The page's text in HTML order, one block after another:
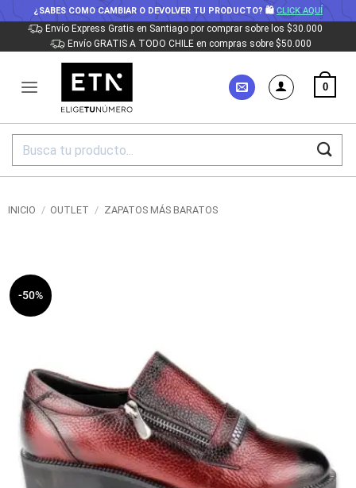
¿SABES COMO CAMBIAR O DEVOLVER TU PRODUCTO? 🛍CLICK AQUÍ
Saltar
al
Envío Express Gratis en Santiago por comprar sobre los $30.000
Envío GRATIS A TODO CHILE en compras sobre $50.000
0
Buscar
INICIO / OUTLET / ZAPATOS MÁS BARATOS
-50%